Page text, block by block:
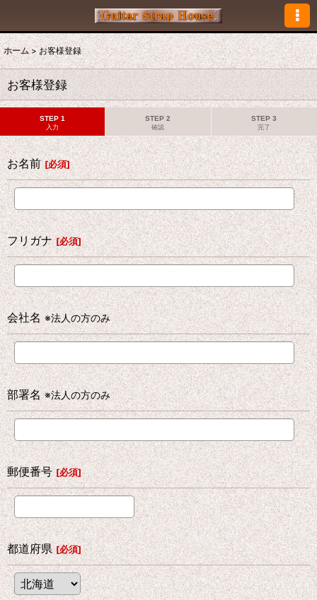
ホーム > お客様登録
お客様登録
STEP 1
入力
STEP 2
確認
STEP 3
完了
お名前 [必須]
フリガナ [必須]
会社名 ※法人の方のみ
部署名 ※法人の方のみ
郵便番号 [必須]
都道府県 [必須]